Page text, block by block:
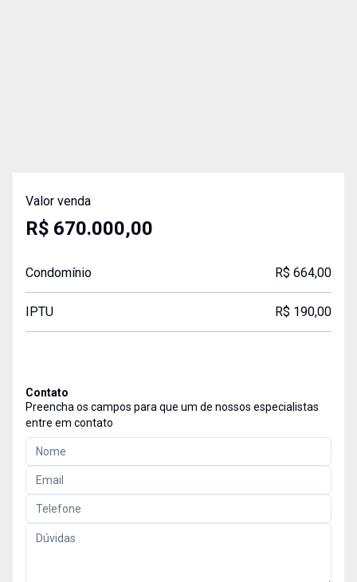
Valor venda
R$ 670.000,00
Condomínio R$ 664,00
IPTU R$ 190,00
Contato
Preencha os campos para que um de nossos especialistas
entre em contato